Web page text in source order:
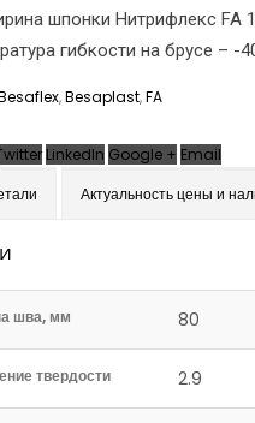
шпонки Нитрифлекс FA
гибкости на брусе – -
,Besaplast,FA
LinkedIn Google + Email
Актуальность цены и
шва, мм 80
твердости 2.9